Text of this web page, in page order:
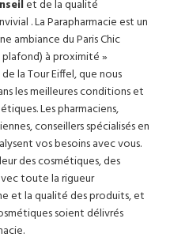
et de la qualité
. La Parapharmacie est un
ambiance du Paris Chic
plafond) à proximité »
la Tour Eiffel, que nous
les meilleures conditions et
Les pharmaciens,
conseillers spécialisés en
vos besoins avec vous.
des cosmétiques, des
toute la rigueur
et la qualité des produits, et
soient délivrés